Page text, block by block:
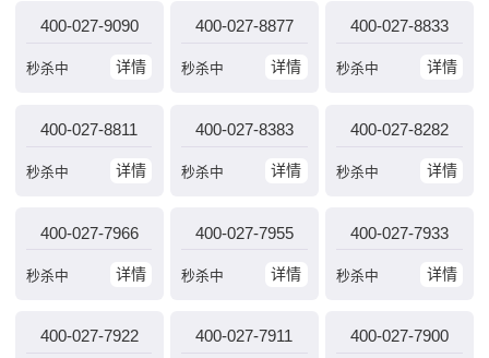
400-027-9090
详情
秒杀中
400-027-8877
详情
秒杀中
400-027-8833
详情
秒杀中
400-027-8811
详情
秒杀中
400-027-8383
详情
秒杀中
400-027-8282
详情
秒杀中
400-027-7966
详情
秒杀中
400-027-7955
详情
秒杀中
400-027-7933
详情
秒杀中
400-027-7922 400-027-7911 400-027-7900